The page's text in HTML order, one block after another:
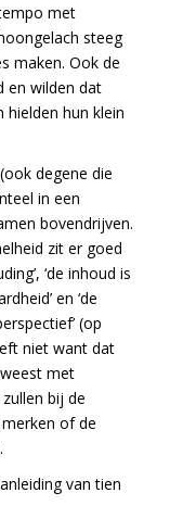
met
steeg
maken. Ook de
en wilden dat
hielden hun klein
degene die
in een
bovendrijven.
zit er goed
‘de inhoud is
en ‘de
(op
niet want dat
met
bij de
of de
van tien